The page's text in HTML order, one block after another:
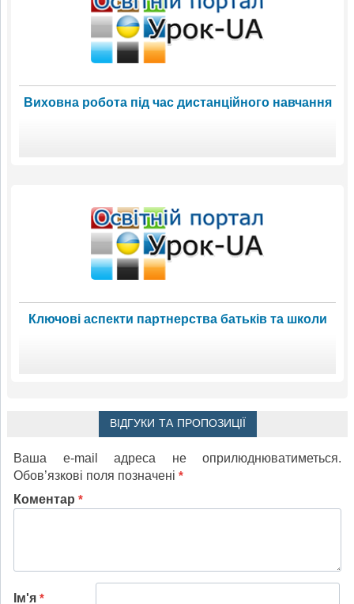
Виховна робота під час дистанційного навчання
Ключові аспекти партнерства батьків та школи
ВІДГУКИ ТА ПРОПОЗИЦІЇ
Ваша e-mail адреса не оприлюднюватиметься.
Обов’язкові поля позначені *
Коментар *
Ім'я *